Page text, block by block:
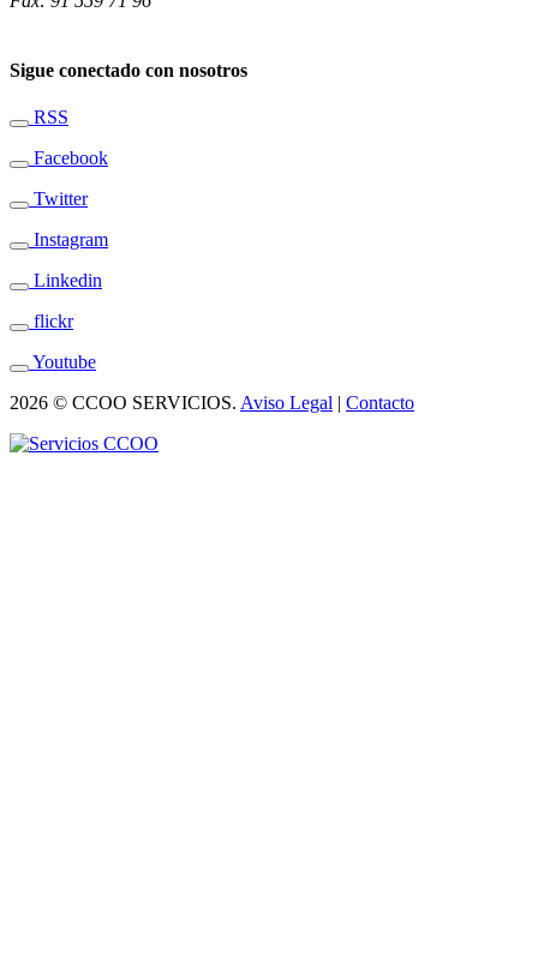
Sigue conectado con nosotros
RSS
Facebook
Twitter
Instagram
Linkedin
flickr
Youtube
2026 © CCOO SERVICIOS. Aviso Legal | Contacto